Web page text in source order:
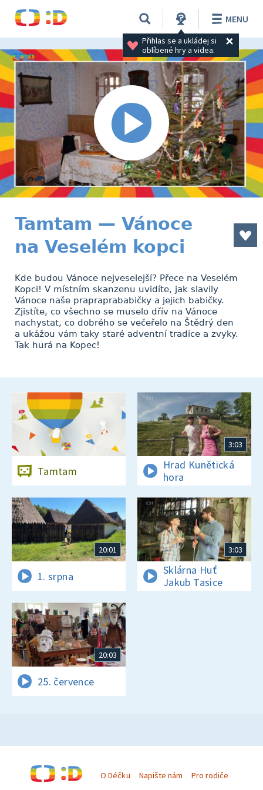
Přihlas se a ukládej si
oblíbené hry a videa.
MENU
Tamtam — Vánoce
na Veselém kopci
Kde budou Vánoce nejveselejší? Přece na Veselém
Kopci! V místním skanzenu uvidíte, jak slavily
Vánoce naše prapraprababičky a jejich babičky.
Zjistíte, co všechno se muselo dřív na Vánoce
nachystat, co dobrého se večeřelo na Štědrý den
a ukážou vám taky staré adventní tradice a zvyky.
Tak hurá na Kopec!
Tamtam
3:03
Hrad Kunětická
hora
20:01
1. srpna
3:03
Sklárna Huť
Jakub Tasice
20:03
25. července
O Déčku Napište nám Pro rodiče